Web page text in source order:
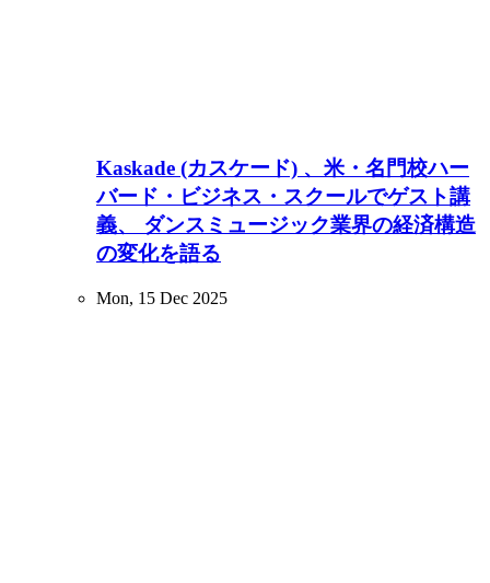
Kaskade (カスケード) 、米・名門校ハー
バード・ビジネス・スクールでゲスト講
義、 ダンスミュージック業界の経済構造
の変化を語る
Mon, 15 Dec 2025